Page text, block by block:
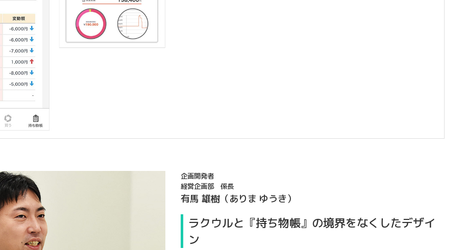
企画開発者
経営企画部 係長
有馬 雄樹（ありま ゆうき）
ラクウルと『持ち物帳』の境界をなくしたデザイ
ン